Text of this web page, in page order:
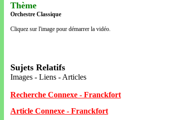
Thème
Orchestre Classique
Cliquez sur l'image pour démarrer la vidéo.
Sujets Relatifs
Images - Liens - Articles
Recherche Connexe - Franckfort
Article Connexe - Franckfort